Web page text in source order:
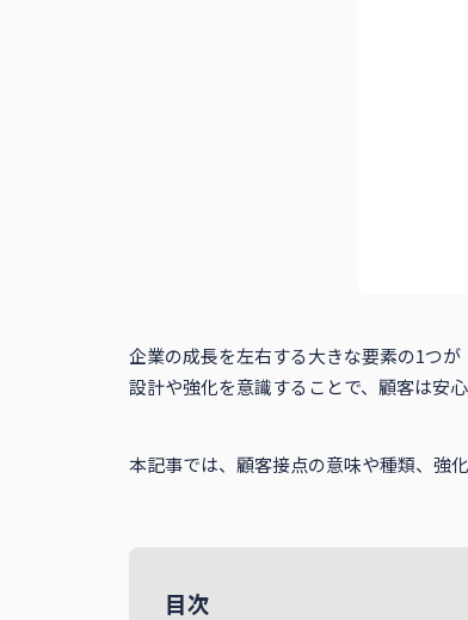
企業の成長を左右する大きな要素の1つ
設計や強化を意識することで、顧客は安
本記事では、顧客接点の意味や種類、強
目次